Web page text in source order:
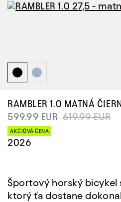
RAMBLER 1.0 MATNÁ
599.99 EUR619.99 EUR
AKCIOVÁ CENA
2026
Športový horský bicykel
ktorý ťa dostane